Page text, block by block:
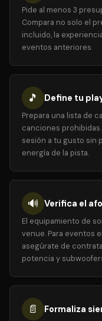
Pide al menos 3
Compara no solo el
incluido, la
eventos anteriores.
🎵 Define tu
Prepara una lista de
canciones
sesión a tu gusto sin
energía de la pista.
🔊 Verifica el
El equipamiento de
venue. Para eventos
asegúrate de
potencia y
📄 Formaliza